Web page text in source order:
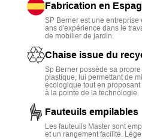
rayons U.V.
facile à entretenir.
Empilable pour un faible
Fabrication en
SP Berner est une
ans d'expérience dans le
de mobilier de jardin.
Chaise issue du
Sp Berner possède sa
plastique, lui permettant de
écologique tout en
à la pointe de la technologie.
Fauteuils empilables
Les fauteuils Master sont
et un rangement facilité.